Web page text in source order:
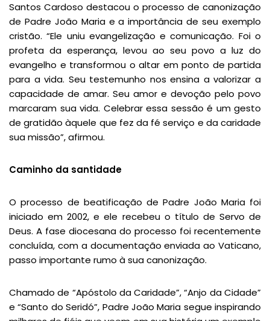
Santos Cardoso destacou o processo de canonização
de Padre João Maria e a importância de seu exemplo
cristão. “Ele uniu evangelização e comunicação. Foi o
profeta da esperança, levou ao seu povo a luz do
evangelho e transformou o altar em ponto de partida
para a vida. Seu testemunho nos ensina a valorizar a
capacidade de amar. Seu amor e devoção pelo povo
marcaram sua vida. Celebrar essa sessão é um gesto
de gratidão àquele que fez da fé serviço e da caridade
sua missão”, afirmou.
Caminho da santidade
O processo de beatificação de Padre João Maria foi
iniciado em 2002, e ele recebeu o título de Servo de
Deus. A fase diocesana do processo foi recentemente
concluída, com a documentação enviada ao Vaticano,
passo importante rumo à sua canonização.
Chamado de “Apóstolo da Caridade”, “Anjo da Cidade”
e “Santo do Seridó”, Padre João Maria segue inspirando